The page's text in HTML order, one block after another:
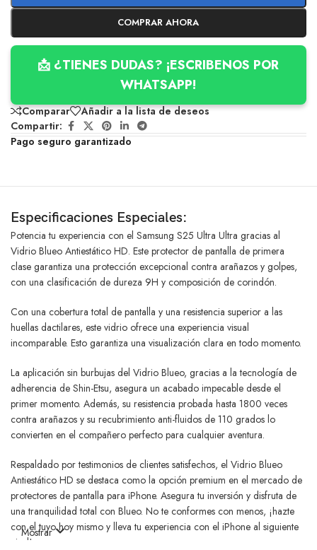
COMPRAR AHORA
📩 ¿TIENES DUDAS? ¡ESCRIBENOS POR
WHATSAPP!
Comparar
Añadir a la lista de deseos
Compartir:
Pago seguro garantizado
Especificaciones Especiales:
Potencia tu experiencia con el Samsung S25 Ultra Ultra gracias al
Vidrio Blueo Antiestático HD. Este protector de pantalla de primera
clase garantiza una protección excepcional contra arañazos y golpes,
con una clasificación de dureza 9H y composición de corindón.
Con una cobertura total de pantalla y una resistencia superior a las
huellas dactilares, este vidrio ofrece una experiencia visual
incomparable. Esto garantiza una visualización clara en todo momento.
La aplicación sin burbujas del Vidrio Blueo, gracias a la tecnología de
adherencia de Shin-Etsu, asegura un acabado impecable desde el
primer momento. Además, su resistencia probada hasta 1800 veces
contra arañazos y su recubrimiento anti-fluidos de 110 grados lo
convierten en el compañero perfecto para cualquier aventura.
Respaldado por testimonios de clientes satisfechos, el Vidrio Blueo
Antiestático HD se destaca como la opción premium en el mercado de
protectores de pantalla para iPhone. Asegura tu inversión y disfruta de
una tranquilidad total con Blueo. No te conformes con menos, ¡hazte
con el tuyo hoy mismo y lleva tu experiencia con el iPhone al siguiente
nivel!
Mostrar